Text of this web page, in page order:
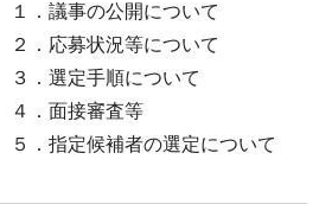
１．議事の公開について
２．応募状況等について
３．選定手順について
４．面接審査等
５．指定候補者の選定について